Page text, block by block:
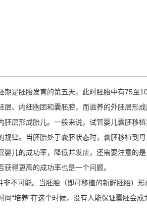
是胚胎发育的第五天，此时胚胎中有75至
层、内细胞团和囊胚腔，而滋养的外胚层形
胚层形成胎儿。一般来说，试管婴儿囊胚移
规律。当胚胎处于囊胚状态时，囊胚移植到
婴儿的成功率，降低并发症，还需要注意的
获得更高的成功率也是一个问题。
不可能。当胚胎（即可移植的新鲜胚胎）形
间“培养”在这个时候，没有人能保证囊胚会成